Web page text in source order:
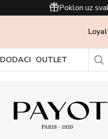
Poklon uz
DODACI OUTLET